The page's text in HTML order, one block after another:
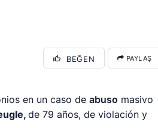
BEĞEN PAYLAŞ
en un caso deabuso masivo
de 79 años, de violación y